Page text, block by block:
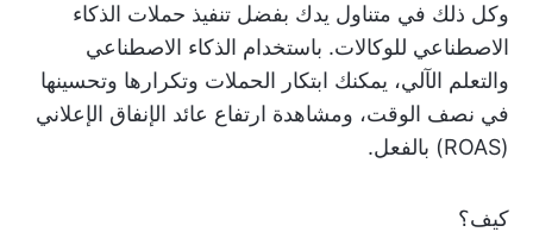
وكل ذلك في متناول يدك بفضل تنفيذ حملات الذكاء
الاصطناعي للوكالات. باستخدام الذكاء الاصطناعي
والتعلم الآلي، يمكنك ابتكار الحملات وتكرارها وتحسينها
في نصف الوقت، ومشاهدة ارتفاع عائد الإنفاق الإعلاني
(ROAS) بالفعل.
كيف؟